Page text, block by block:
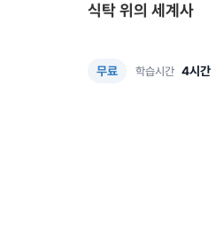
식탁 위의 세계사
무료 학습시간 4시간